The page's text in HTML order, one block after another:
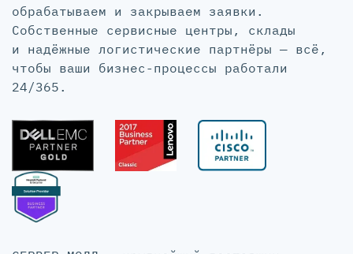
обрабатываем и закрываем заявки.
Собственные сервисные центры, склады
и надёжные логистические партнёры — всё,
чтобы ваши бизнес-процессы работали
24/365.